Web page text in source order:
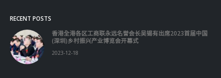
RECENT POSTS
香港全港各区工商联永远名誉会长吴锡有出席2023首届中国
(深圳)乡村振兴产业博览会开幕式
2023-12-18